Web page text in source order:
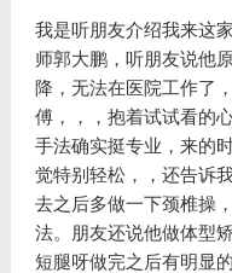
我是听朋友介绍我来这
师郭大鹏，听朋友说他
降，无法在医院工作了
傅，，，抱着试试看的
手法确实挺专业，来的
觉特别轻松，，还告诉
去之后多做一下颈椎操
法。朋友还说他做体型
短腿呀做完之后有明显